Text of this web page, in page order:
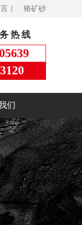
铬矿砂
热线
们